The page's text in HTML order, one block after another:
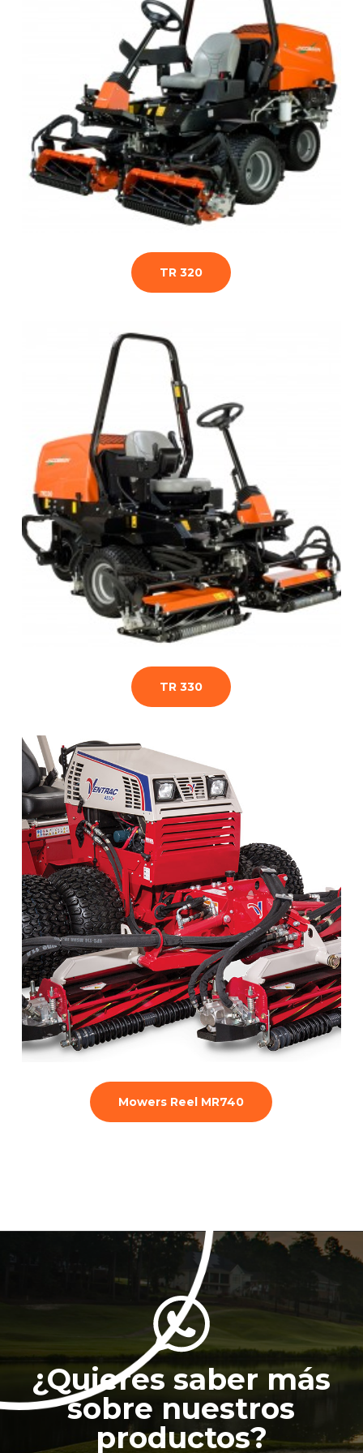
TR 320
TR 330
Mowers Reel MR740
¿Quieres saber más
sobre nuestros
productos?